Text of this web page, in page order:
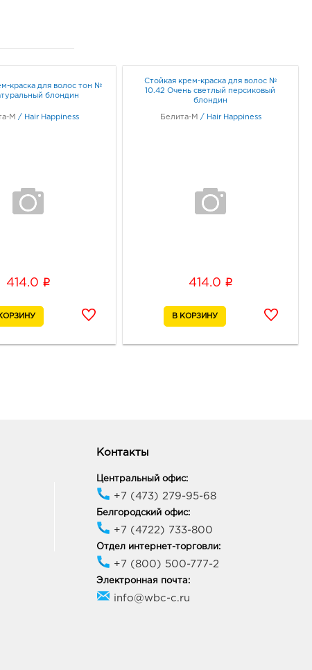
краска для волос тон №
блондин
М / Hair Happiness
414.0 i
Стойкая крем-краска для волос №
10.42 Очень светлый персиковый
блондин
Белита-М / Hair Happiness
414.0 i
Контакты
Центральный офис:
+7 (473) 279-95-68
Белгородский офис:
+7 (4722) 733-800
Отдел интернет-торговли:
+7 (800) 500-777-2
Электронная почта:
info@wbc-c.ru